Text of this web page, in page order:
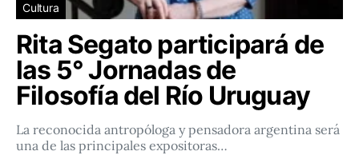
Cultura
Rita Segato participará de
las 5° Jornadas de
Filosofía del Río Uruguay
La reconocida antropóloga y pensadora argentina será
una de las principales expositoras…